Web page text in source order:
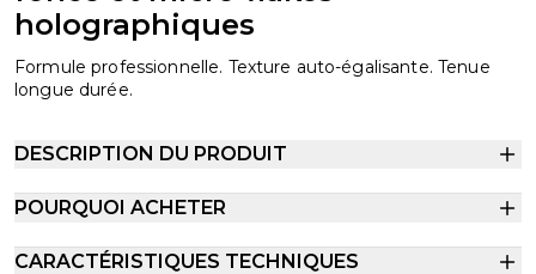
holographiques
Formule professionnelle. Texture auto-égalisante. Tenue
longue durée.
DESCRIPTION DU PRODUIT
POURQUOI ACHETER
CARACTÉRISTIQUES TECHNIQUES